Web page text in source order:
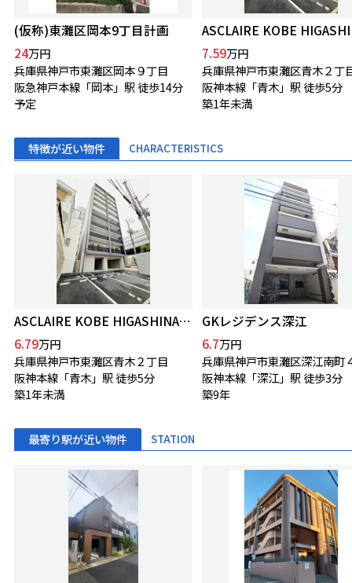
(仮称)東灘区岡本9丁目計画
24万円
兵庫県神戸市東灘区岡本９丁目
阪急神戸本線「岡本」駅 徒歩14分
予定
7.59万円
兵庫県神戸市東灘区青木２丁
阪神本線「青木」駅 徒歩5分
築1年未満
特徴が近い物件 CHARACTERISTICS
ASCLAIRE KOBE HIGASHINADA
6.79万円
兵庫県神戸市東灘区青木２丁目
阪神本線「青木」駅 徒歩5分
築1年未満
GKレジデンス深江
6.7万円
兵庫県神戸市東灘区深江南町
阪神本線「深江」駅 徒歩3分
築9年
最寄り駅が近い物件 STATION